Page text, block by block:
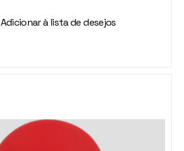
Adicionar à lista de desejos